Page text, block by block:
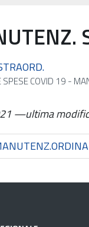
SPESE COVID 19 -
—ultima